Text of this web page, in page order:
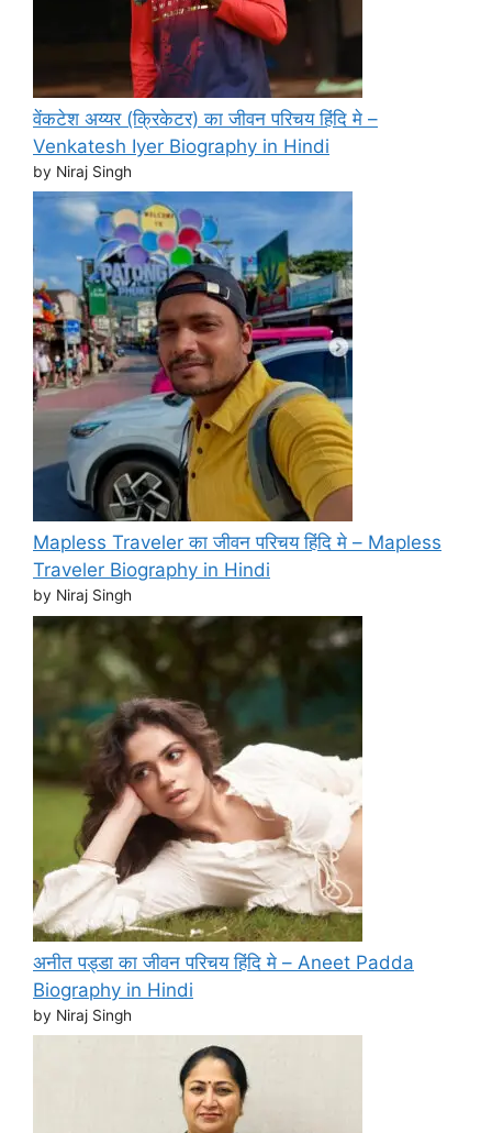
वेंकटेश अय्यर (क्रिकेटर) का जीवन परिचय हिंदि मे –
Venkatesh Iyer Biography in Hindi
by Niraj Singh
Mapless Traveler का जीवन परिचय हिंदि मे – Mapless
Traveler Biography in Hindi
by Niraj Singh
अनीत पड्डा का जीवन परिचय हिंदि मे – Aneet Padda
Biography in Hindi
by Niraj Singh